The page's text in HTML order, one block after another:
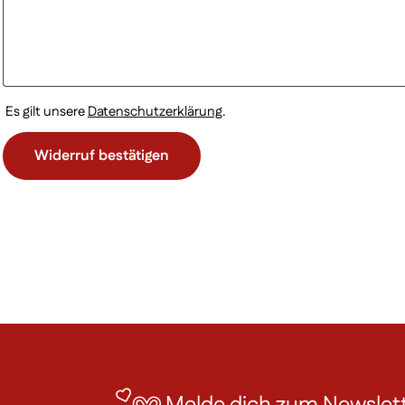
Es gilt unsereDatenschutzerklärung.
Widerruf bestätigen